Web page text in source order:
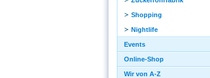
Shopping
Nightlife
Events
Online-Shop
Wir von A-Z